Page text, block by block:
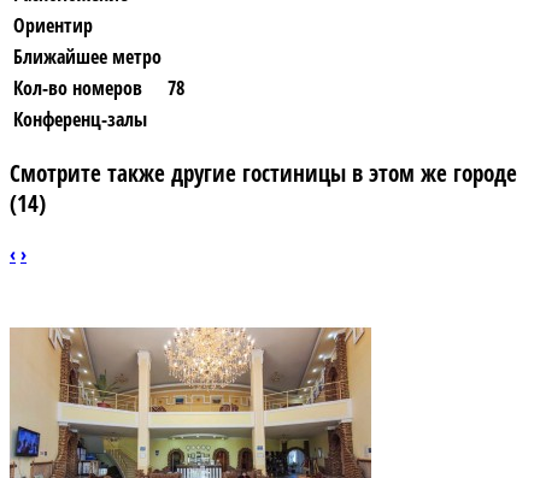
Ориентир
Ближайшее метро
Кол-во номеров
78
Конференц-залы
Смотрите также другие гостиницы в этом же городе
(14)
‹›